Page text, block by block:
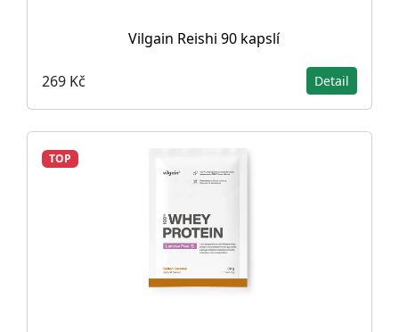
Vilgain Reishi 90 kapslí
269 Kč Detail
TOP